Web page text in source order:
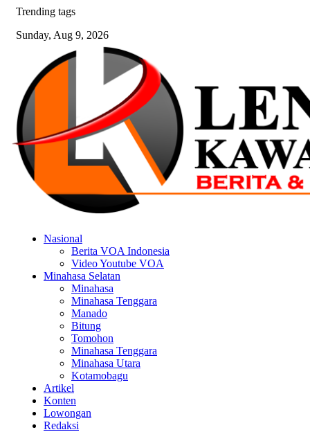
Skip
content
Trending tags
Sunday, Aug 9, 2026
Nasional
Berita VOA Indonesia
Video Youtube VOA
Minahasa Selatan
Minahasa
Minahasa Tenggara
Manado
Bitung
Tomohon
Minahasa Tenggara
Minahasa Utara
Kotamobagu
Artikel
Konten
Lowongan
Redaksi